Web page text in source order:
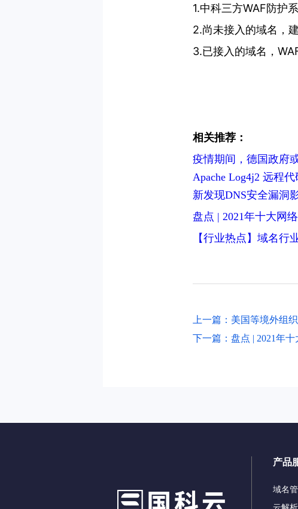
1.中科三方WAF防护
2.尚未接入的域名，
3.已接入的域名，
相关推荐：
疫情期间，德国政府
Apache Log4j2 远程
新发现DNS安全漏洞
盘点 | 2021年十大网
【行业热点】域名行
上一篇：美国等境外组
下一篇：盘点 | 2021年
产品
域名